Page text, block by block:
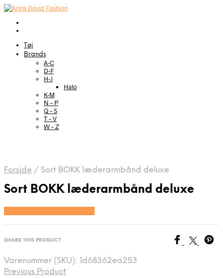
Tøj
Brands
A-C
D-F
H-J
Halo
K-M
N – P
Q – S
T – V
W – Z
Forside / Sort BOKK læderarmbånd deluxe
Sort BOKK læderarmbånd deluxe
SHARE THIS PRODUCT
Varenummer (SKU): 1d68362ea253
Previous Product